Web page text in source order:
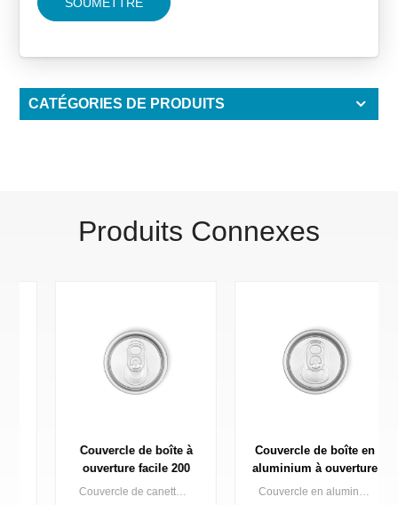
SOUMETTRE
CATÉGORIES DE PRODUITS
Produits Connexes
Couvercle de boîte à
ouverture facile 200
B64 SOT SOECouvercle de canette à ouverture facile en aluminium de 200 dia (standard/petite ouverture) pour 2 canettes appliquées dans divers types de boissons
Couvercle de boîte en
aluminium à ouverture
facile 200 B64 SOT
Couvercle en aluminium à ouverture facile de 200 mm de diamètre pour boîte de 2 boissons, compatible avec différents types de boissons.